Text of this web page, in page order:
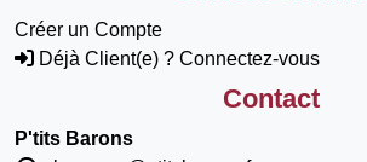
Créer un Compte
Déjà Client(e) ? Connectez-vous
Contact
P'tits Barons